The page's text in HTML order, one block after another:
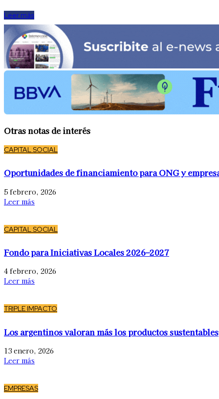
Leer más
Otras notas de interés
CAPITAL SOCIAL
Oportunidades de financiamiento para ONG y
5 febrero, 2026
Leer más
CAPITAL SOCIAL
Fondo para Iniciativas Locales 2026–2027
4 febrero, 2026
Leer más
TRIPLE IMPACTO
Los argentinos valoran más los productos sustentables
13 enero, 2026
Leer más
EMPRESAS